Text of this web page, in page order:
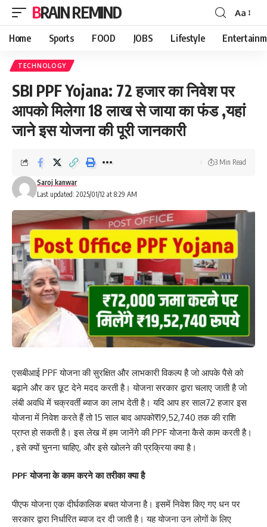
BRAIN REMIND
Font
Resizer
Aa
Home Sports FOOD JOBS Lifestyle
TECHNOLOGY
SBI PPF Yojana: 72 हजार का निवेश पर
आपको मिलेगा 18 लाख से जाया का फंड ,यहां
जाने इस योजना की पूरी जानकारी
Last updated: 2025/01/12 at 8:29 AM
Saroj kanwar
3 Min Read
एसबीआई PPF योजना की सुरक्षित और लाभकारी विकल्प है जो आपके पैसे को
बढ़ाने और कर छूट देने मदद करती है। योजना सरकार द्वारा चलाए जाती है जो
लंबी अवधि में चक्रवर्ती ब्याज का लाभ देती है। यदि आप हर साल72 हजार इस
योजना में निवेश करते हैं तो 15 साल बाद आपको₹19,52,740 तक की राशि
प्राप्त हो सकती है। इस लेख में हम जानेंगे की PPF योजना कैसे काम करती है।
, इसे क्यों चुनना चाहिए, और इसे खोलने की प्रक्रिया क्या है।
PPF योजना के काम करने का तरीका क्या है
पीएफ योजना एक दीर्घकालिक बचत योजना है। इसमें निवेश किए गए धन पर
सरकार द्वारा निर्धारित ब्याज दर दी जाती है। यह योजना उन लोगों के लिए